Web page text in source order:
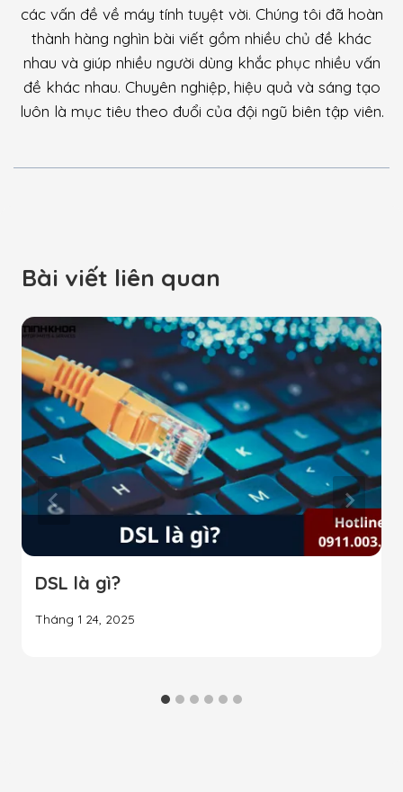
các vấn đề về máy tính tuyệt vời. Chúng tôi đã hoàn
thành hàng nghìn bài viết gồm nhiều chủ đề khác
nhau và giúp nhiều người dùng khắc phục nhiều vấn
đề khác nhau. Chuyên nghiệp, hiệu quả và sáng tạo
luôn là mục tiêu theo đuổi của đội ngũ biên tập viên.
Bài viết liên quan
DSL là gì?
Tháng 1 24, 2025